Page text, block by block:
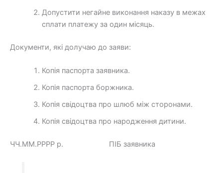
Допустити негайне виконання наказу в межах
сплати платежу за один місяць.
Документи, які долучаю до заяви:
Копія паспорта заявника.
Копія паспорта боржника.
Копія свідоцтва про шлюб між сторонами.
Копія свідоцтва про народження дитини.
ЧЧ.ММ.РРРР р. ПІБ заявника